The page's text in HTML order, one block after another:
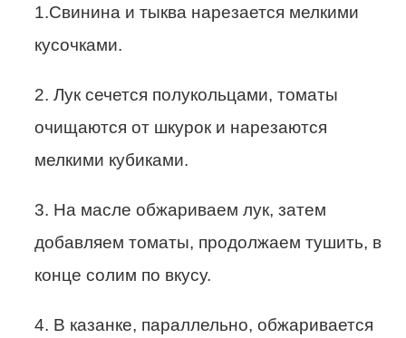
1.Свинина и тыква нарезается мелкими
кусочками.
2. Лук сечется полукольцами, томаты
очищаются от шкурок и нарезаются
мелкими кубиками.
3. На масле обжариваем лук, затем
добавляем томаты, продолжаем тушить, в
конце солим по вкусу.
4. В казанке, параллельно, обжаривается